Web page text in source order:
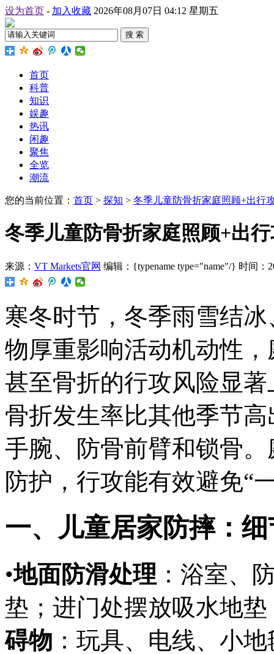
设为首页 - 加入收藏 2026年08月07日 04:12 星期五
搜 索
首页
科普
知识
娱趣
热讯
闲趣
聚焦
全览
潮流
您的当前位置： 首页 > 探知 > 冬季儿童防骨折家庭照顾+出行
冬季儿童防骨折家庭照顾+出
来源： VT Markets官网 编辑：{typename type="name"/} 时间：
寒冬时节，冬季雨雪结
物厚重影响活动机动性
甚至骨折的行攻风险显
骨折发生率比其他季节
手腕、防骨前臂和锁骨
防护，行攻能有效避免“
一、儿童居家防摔：
•地面防滑处理 ：浴室、
垫；进门处摆放吸水地
碍物 ：玩具、电线、小